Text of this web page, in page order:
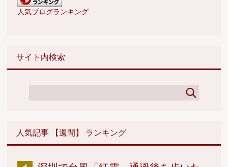
人気ブログランキング
サイト内検索
人気記事 【週間】 ランキング